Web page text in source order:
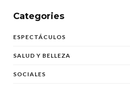
Categories
ESPECTÁCULOS
SALUD Y BELLEZA
SOCIALES